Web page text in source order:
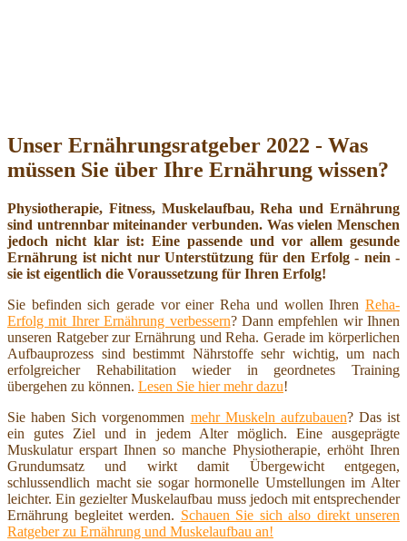
Unser Ernährungsratgeber 2022 - Was
müssen Sie über Ihre Ernährung wissen?
Physiotherapie, Fitness, Muskelaufbau, Reha und Ernährung
sind untrennbar miteinander verbunden. Was vielen Menschen
jedoch nicht klar ist: Eine passende und vor allem gesunde
Ernährung ist nicht nur Unterstützung für den Erfolg - nein -
sie ist eigentlich die Voraussetzung für Ihren Erfolg!
Sie befinden sich gerade vor einer Reha und wollen Ihren Reha-
Erfolg mit Ihrer Ernährung verbessern? Dann empfehlen wir Ihnen
unseren Ratgeber zur Ernährung und Reha. Gerade im körperlichen
Aufbauprozess sind bestimmt Nährstoffe sehr wichtig, um nach
erfolgreicher Rehabilitation wieder in geordnetes Training
übergehen zu können. Lesen Sie hier mehr dazu!
Sie haben Sich vorgenommen mehr Muskeln aufzubauen? Das ist
ein gutes Ziel und in jedem Alter möglich. Eine ausgeprägte
Muskulatur erspart Ihnen so manche Physiotherapie, erhöht Ihren
Grundumsatz und wirkt damit Übergewicht entgegen,
schlussendlich macht sie sogar hormonelle Umstellungen im Alter
leichter. Ein gezielter Muskelaufbau muss jedoch mit entsprechender
Ernährung begleitet werden. Schauen Sie sich also direkt unseren
Ratgeber zu Ernährung und Muskelaufbau an!